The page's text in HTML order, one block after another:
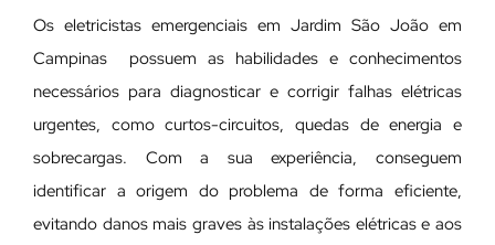
Os eletricistas emergenciais em Jardim São João em
Campinas possuem as habilidades e conhecimentos
necessários para diagnosticar e corrigir falhas elétricas
urgentes, como curtos-circuitos, quedas de energia e
sobrecargas. Com a sua experiência, conseguem
identificar a origem do problema de forma eficiente,
evitando danos mais graves às instalações elétricas e aos